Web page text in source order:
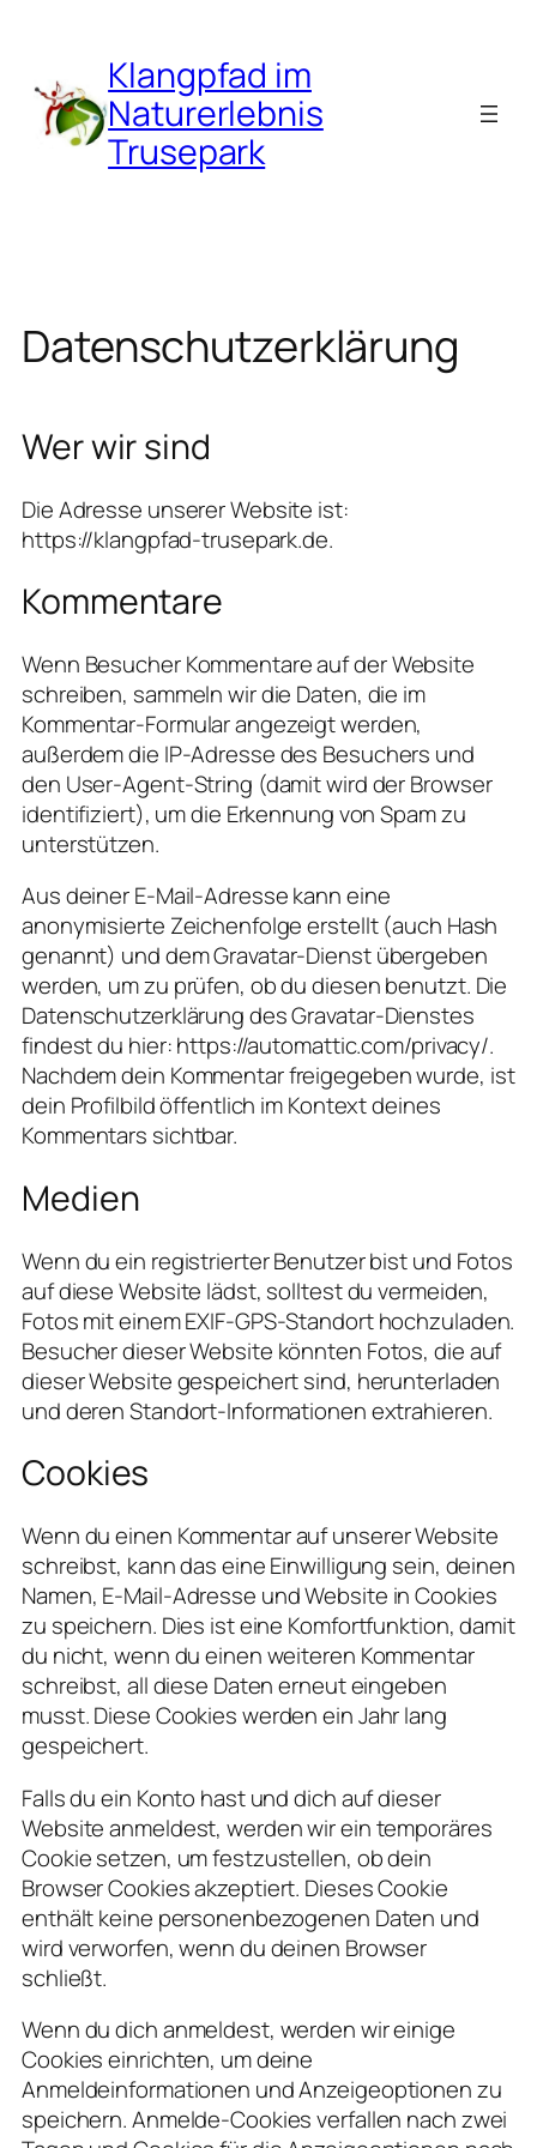
springen
Klangpfad im
Naturerlebnis
Trusepark
Datenschutzerklärung
Wer wir sind
Die Adresse unserer Website ist:
https://klangpfad-trusepark.de.
Kommentare
Wenn Besucher Kommentare auf der Website
schreiben, sammeln wir die Daten, die im
Kommentar-Formular angezeigt werden,
außerdem die IP-Adresse des Besuchers und
den User-Agent-String (damit wird der Browser
identifiziert), um die Erkennung von Spam zu
unterstützen.
Aus deiner E-Mail-Adresse kann eine
anonymisierte Zeichenfolge erstellt (auch Hash
genannt) und dem Gravatar-Dienst übergeben
werden, um zu prüfen, ob du diesen benutzt. Die
Datenschutzerklärung des Gravatar-Dienstes
findest du hier: https://automattic.com/privacy/.
Nachdem dein Kommentar freigegeben wurde, ist
dein Profilbild öffentlich im Kontext deines
Kommentars sichtbar.
Medien
Wenn du ein registrierter Benutzer bist und Fotos
auf diese Website lädst, solltest du vermeiden,
Fotos mit einem EXIF-GPS-Standort hochzuladen.
Besucher dieser Website könnten Fotos, die auf
dieser Website gespeichert sind, herunterladen
und deren Standort-Informationen extrahieren.
Cookies
Wenn du einen Kommentar auf unserer Website
schreibst, kann das eine Einwilligung sein, deinen
Namen, E-Mail-Adresse und Website in Cookies
zu speichern. Dies ist eine Komfortfunktion, damit
du nicht, wenn du einen weiteren Kommentar
schreibst, all diese Daten erneut eingeben
musst. Diese Cookies werden ein Jahr lang
gespeichert.
Falls du ein Konto hast und dich auf dieser
Website anmeldest, werden wir ein temporäres
Cookie setzen, um festzustellen, ob dein
Browser Cookies akzeptiert. Dieses Cookie
enthält keine personenbezogenen Daten und
wird verworfen, wenn du deinen Browser
schließt.
Wenn du dich anmeldest, werden wir einige
Cookies einrichten, um deine
Anmeldeinformationen und Anzeigeoptionen zu
speichern. Anmelde-Cookies verfallen nach zwei